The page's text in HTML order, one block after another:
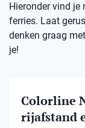
Hieronder vind je
ferries. Laat
denken graag
je!
Colorline
rijafstand